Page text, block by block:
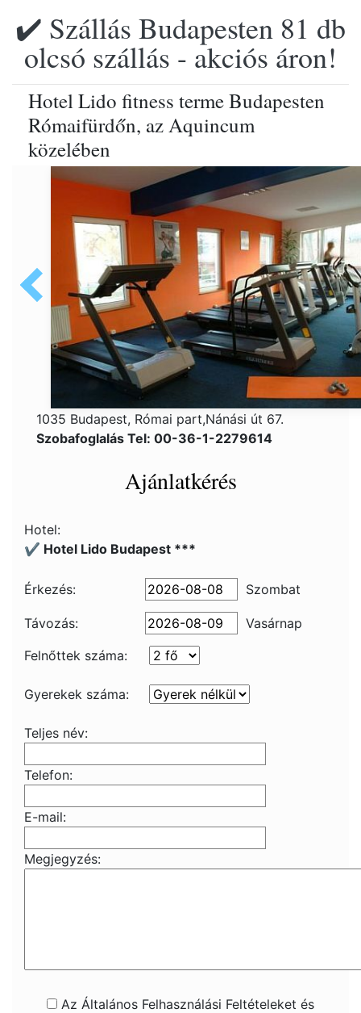
✔️ Szállás Budapesten 81 db
olcsó szállás - akciós áron!
Hotel Lido fitness terme Budapesten
Rómaifürdőn, az Aquincum
közelében
1035 Budapest, Római part,Nánási út 67.
Szobafoglalás Tel: 00-36-1-2279614
Ajánlatkérés
Hotel:
✔️ Hotel Lido Budapest ***
Érkezés: Szombat
Távozás:
Vasárnap
Felnőttek száma:
Gyerekek száma:
Teljes név:
Telefon:
E-mail:
Megjegyzés:
Az Általános Felhasználási Feltételeket és